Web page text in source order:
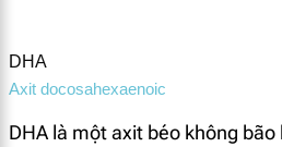
DHA
Axit docosahexaenoic
DHA là một axit béo không bão